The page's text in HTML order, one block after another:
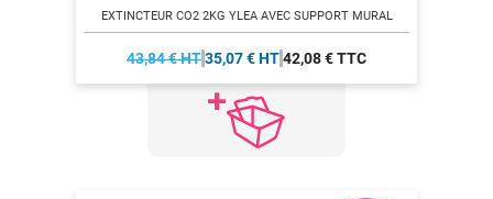
EXTINCTEUR CO2 2KG YLEA AVEC SUPPORT MURAL
43,84 € HT35,07 € HT42,08 € TTC